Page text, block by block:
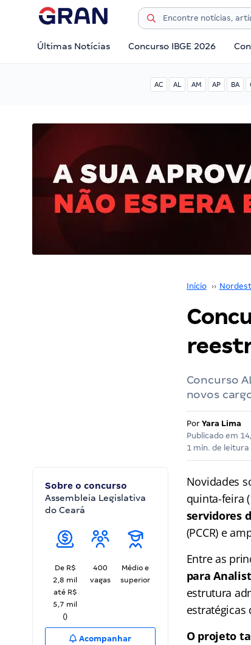
Últimas Notícias Concurso IBGE 2026
AC AL AM AP BA
Início ››
Concurso
novos
Por Yara Lima
Publicado em
1 min. de leitura
Sobre o concurso
Assembleia Legislativa
do Ceará
De R$
2,8 mil
até R$
5,7 mil
()
400
vagas
Médio e
superior
Acompanhar
Novidades
quinta-feira
servidores
(PCCR) e
Entre as
para
estrutura
estratégicas
O projeto